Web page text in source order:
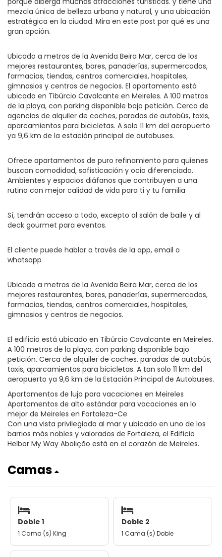
mezcla única de belleza urbana y natural, y una ubicación
estratégica en la ciudad. Mira en este post por qué es una
gran opción.
Ubicado a metros de la Avenida Beira Mar, cerca de los
mejores restaurantes, bares, panaderías, supermercados,
farmacias, tiendas, centros comerciales, hospitales,
gimnasios y centros de negocios. El apartamento está
ubicado en Tibúrcio Cavalcante en Meireles. A 100 metros
de la playa, con parking disponible bajo petición. Cerca de
agencias de alquiler de coches, paradas de autobús, taxis,
aparcamientos para bicicletas. A solo 11 km del aeropuerto
ya 9,6 km de la estación principal de autobuses.
Ofrece apartamentos de puro refinamiento para quienes
buscan comodidad, sofisticación y ocio diferenciado.
Ambientes y espacios diáfanos que contribuyen a una
rutina con mejor calidad de vida para ti y tu familia
Sí, tendrán acceso a todo, excepto al salón de baile y al
deck gourmet para eventos.
El cliente puede hablar a través de la app, email o
whatsapp
Ubicado a metros de la Avenida Beira Mar, cerca de los
mejores restaurantes, bares, panaderías, supermercados,
farmacias, tiendas, centros comerciales, hospitales,
gimnasios y centros de negocios.
El edificio está ubicado en Tibúrcio Cavalcante en Meireles.
A 100 metros de la playa, con parking disponible bajo
petición. Cerca de alquiler de coches, paradas de autobús,
taxis, aparcamientos para bicicletas. A tan solo 11 km del
aeropuerto ya 9,6 km de la Estación Principal de Autobuses.
Apartamentos de lujo para vacaciones en Meireles
Apartamentos de alto estándar para vacaciones en lo
mejor de Meireles en Fortaleza-Ce
Con una vista privilegiada al mar y ubicado en uno de los
barrios más nobles y valorados de Fortaleza, el Edificio
Helbor My Way Abolição está en el corazón de Meireles.
Camas
Doble 1
1 Cama (s) King
Doble 2
1 Cama (s) Doble